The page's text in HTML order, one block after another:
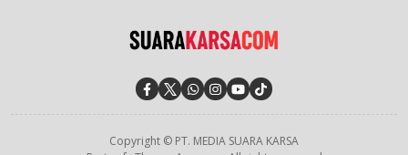
Copyright © PT. MEDIA SUARA KARSA